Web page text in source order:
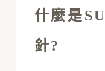
什麼是
針?